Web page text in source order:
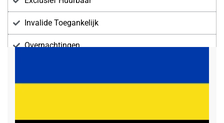
Invalide Toegankelijk
Overnachtingen